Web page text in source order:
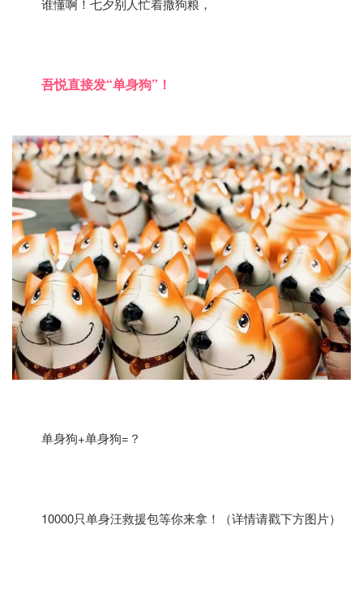
谁懂啊！七夕别人忙着撒狗粮，
吾悦直接发“单身狗”！
单身狗+单身狗=？
10000只单身汪救援包等你来拿！（详情请戳下方图片）